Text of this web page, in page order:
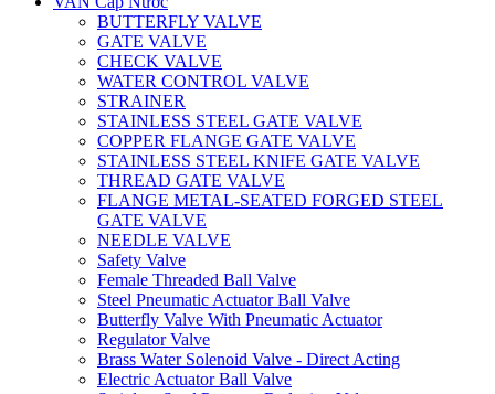
BUTTERFLY VALVE
GATE VALVE
CHECK VALVE
WATER CONTROL VALVE
STRAINER
STAINLESS STEEL GATE VALVE
COPPER FLANGE GATE VALVE
STAINLESS STEEL KNIFE GATE VALVE
THREAD GATE VALVE
FLANGE METAL-SEATED FORGED STEEL
GATE VALVE
NEEDLE VALVE
Safety Valve
Female Threaded Ball Valve
Steel Pneumatic Actuator Ball Valve
Butterfly Valve With Pneumatic Actuator
Regulator Valve
Brass Water Solenoid Valve - Direct Acting
Electric Actuator Ball Valve